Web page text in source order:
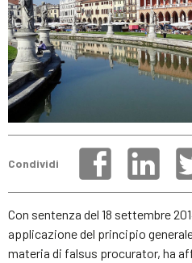
Condividi
Con sentenza del 18 settembre
applicazione del principio generale
materia di falsus procurator, ha